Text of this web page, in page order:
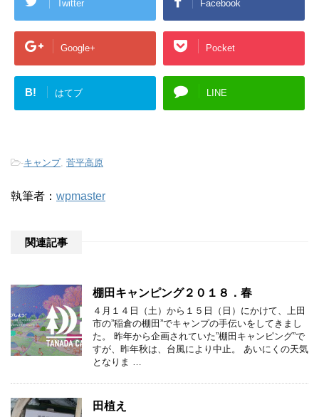
Twitter Facebook
Google+ Pocket
B! はてブ LINE
-キャンプ, 菅平高原
執筆者： wpmaster
関連記事
棚田キャンピング２０１８．春
４月１４日（土）から１５日（日）にかけて、上田
市の”稲倉の棚田”でキャンプの手伝いをしてきまし
た。 昨年から企画されていた”棚田キャンピング”で
すが、昨年秋は、台風により中止。 あいにくの天気
となりま …
田植え